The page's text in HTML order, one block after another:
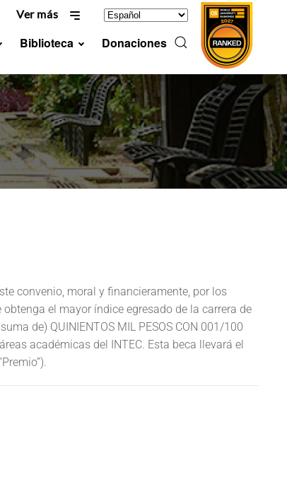
Biblioteca Donaciones
Ver más
convenio, moral y financieramente, por los
el mayor índice egresado de la carrera de
de) QUINIENTOS MIL PESOS CON 001/100
académicas del INTEC. Esta beca llevará el